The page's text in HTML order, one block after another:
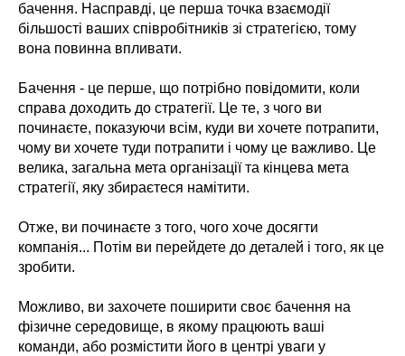
бачення. Насправді, це перша точка взаємодії
більшості ваших співробітників зі стратегією, тому
вона повинна впливати.
Бачення - це перше, що потрібно повідомити, коли
справа доходить до стратегії. Це те, з чого ви
починаєте, показуючи всім, куди ви хочете потрапити,
чому ви хочете туди потрапити і чому це важливо. Це
велика, загальна мета організації та кінцева мета
стратегії, яку збираєтеся намітити.
Отже, ви починаєте з того, чого хоче досягти
компанія... Потім ви перейдете до деталей і того, як це
зробити.
Можливо, ви захочете поширити своє бачення на
фізичне середовище, в якому працюють ваші
команди, або розмістити його в центрі уваги у